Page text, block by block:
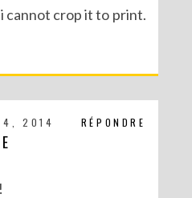
cannot crop it to print.
RÉPONDRE
4, 2014